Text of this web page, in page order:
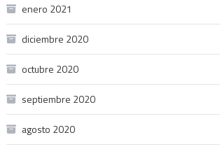
enero 2021
diciembre 2020
octubre 2020
septiembre 2020
agosto 2020